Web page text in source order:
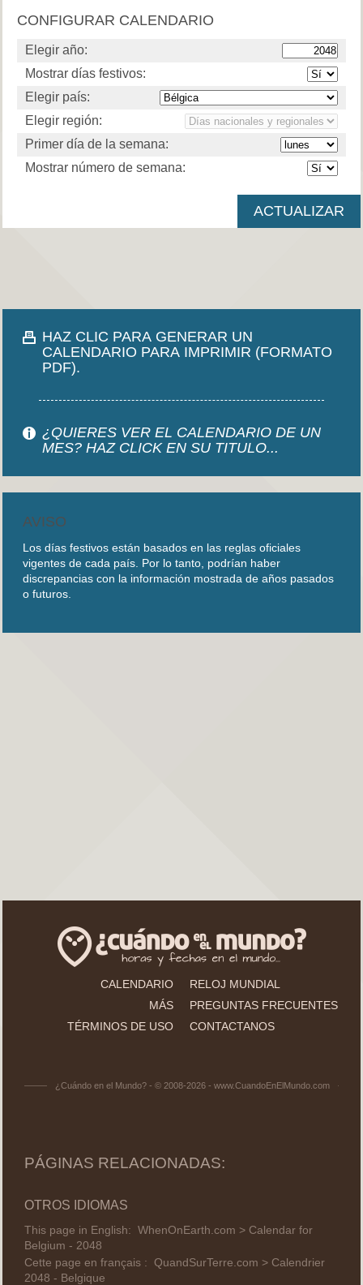
CONFIGURAR CALENDARIO
Elegir año:
Mostrar días festivos:
Elegir país:
Elegir región:
Primer día de la semana:
Mostrar número de semana:
HAZ CLIC PARA GENERAR UN
CALENDARIO PARA IMPRIMIR (FORMATO
PDF).
¿QUIERES VER EL CALENDARIO DE UN
MES? HAZ CLICK EN SU TITULO...
AVISO
Los días festivos están basados en las reglas oficiales
vigentes de cada país. Por lo tanto, podrían haber
discrepancias con la información mostrada de años pasados
o futuros.
CALENDARIO
RELOJ MUNDIAL
MÁS
PREGUNTAS FRECUENTES
TÉRMINOS DE USO
CONTACTANOS
¿Cuándo en el Mundo? - © 2008-2026 - www.CuandoEnElMundo.com
PÁGINAS RELACIONADAS:
OTROS IDIOMAS
This page in English: WhenOnEarth.com > Calendar for
Belgium - 2048
Cette page en français : QuandSurTerre.com > Calendrier
2048 - Belgique